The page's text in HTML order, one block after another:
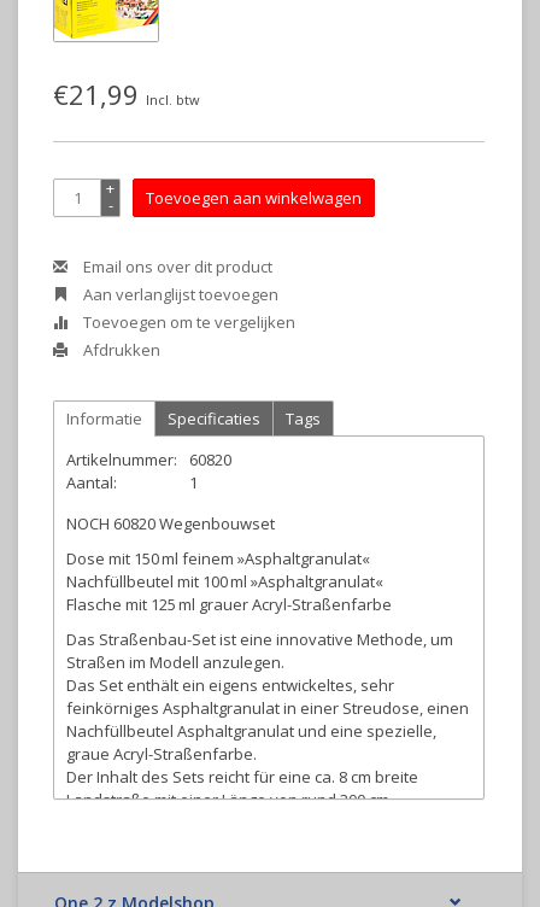
€21,99 Incl. btw
+
- Toevoegen aan winkelwagen
Email ons over dit product
Aan verlanglijst toevoegen
Toevoegen om te vergelijken
Afdrukken
Informatie Specificaties
Tags
Artikelnummer:
60820
Aantal:
1
NOCH 60820 Wegenbouwset
Dose mit 150 ml feinem »Asphaltgranulat«
Nachfüllbeutel mit 100 ml »Asphaltgranulat«
Flasche mit 125 ml grauer Acryl-Straßenfarbe
Das Straßenbau-Set ist eine innovative Methode, um
Straßen im Modell anzulegen.
Das Set enthält ein eigens entwickeltes, sehr
feinkörniges Asphaltgranulat in einer Streudose, einen
Nachfüllbeutel Asphaltgranulat und eine spezielle,
graue Acryl-Straßenfarbe.
Der Inhalt des Sets reicht für eine ca. 8 cm breite
Landstraße mit einer Länge von rund 300 cm.